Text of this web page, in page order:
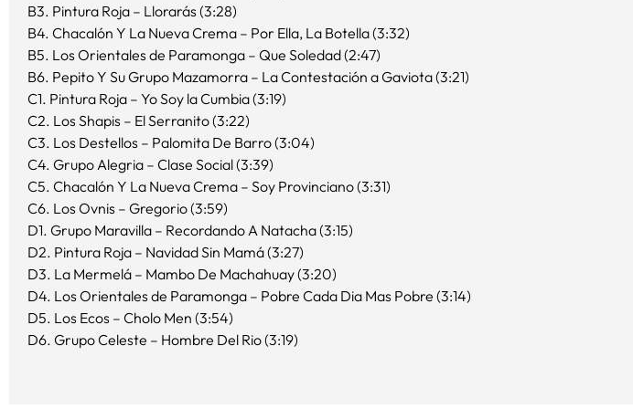
B3. Pintura Roja – Llorarás (3:28)
B4. Chacalón Y La Nueva Crema – Por Ella, La Botella (3:32)
B5. Los Orientales de Paramonga – Que Soledad (2:47)
B6. Pepito Y Su Grupo Mazamorra – La Contestación a Gaviota (3:21)
C1. Pintura Roja – Yo Soy la Cumbia (3:19)
C2. Los Shapis – El Serranito (3:22)
C3. Los Destellos – Palomita De Barro (3:04)
C4. Grupo Alegria – Clase Social (3:39)
C5. Chacalón Y La Nueva Crema – Soy Provinciano (3:31)
C6. Los Ovnis – Gregorio (3:59)
D1. Grupo Maravilla – Recordando A Natacha (3:15)
D2. Pintura Roja – Navidad Sin Mamá (3:27)
D3. La Mermelá – Mambo De Machahuay (3:20)
D4. Los Orientales de Paramonga – Pobre Cada Dia Mas Pobre (3:14)
D5. Los Ecos – Cholo Men (3:54)
D6. Grupo Celeste – Hombre Del Rio (3:19)